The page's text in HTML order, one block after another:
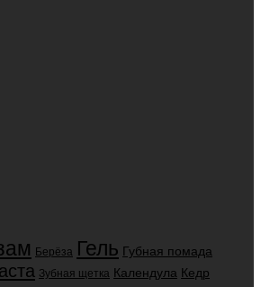
Берёза Гель Губная помада
Зубная щетка Календула Кедр